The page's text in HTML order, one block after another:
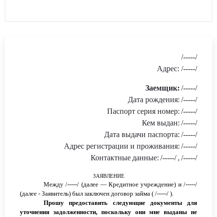
/-----/
Адрес: /-----/
Заемщик: /-----/
Дата рождения: /-----/
Паспорт серия номер: /-----/
Кем выдан: /-----/
Дата выдачи паспорта: /-----/
Адрес регистрации и проживания: /-----/
Контактные данные: /-----/ , /-----/
ЗАЯВЛЕНИЕ
Между /-----/ (далее — Кредитное учреждение) и /-----/
(далее - Заявитель) был заключен договор займа ( /-----/ ).
Прошу предоставить следующие документы для
уточнения задолженности, поскольку они мне выданы не